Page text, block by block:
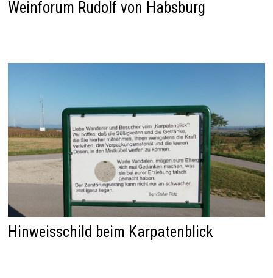
Weinforum Rudolf von Habsburg
Hinweisschild beim Karpatenblick